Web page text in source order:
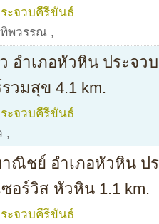
ะจวบคีรีขันธ์
ทิพวรรณ ,
อำเภอหัวหิน ประจว
วมสุข 4.1 km.
ะจวบคีรีขันธ์
,
ณิชย์ อำเภอหัวหิน ป
อร์วิส หัวหิน 1.1 km.
ะจวบคีรีขันธ์